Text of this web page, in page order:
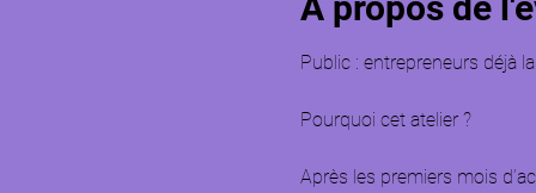
Public : entrepreneurs déjà
Pourquoi cet atelier ?
Après les premiers mois